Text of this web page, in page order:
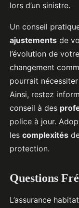
lors d’un sinistre.
Un conseil
ajustements de
l’évolution de
changement
pourrait
Ainsi, restez
conseil à des
police à jour.
les complexités
protection.
Questions
L’assurance